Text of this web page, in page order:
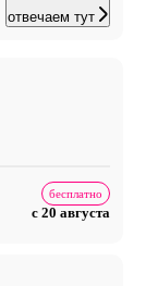
отвечаем тут
бесплатно
с 20 августа